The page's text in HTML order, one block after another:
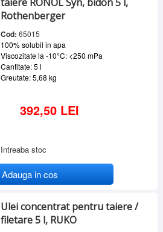
Rothenberger
Cod: 65015
100% solubil in apa
Viscozitate la -10°C: <250 mPa
Cantitate: 5 l
Greutate: 5,68 kg
392,50 LEI
Intreaba stoc
Adauga in cos
Ulei concentrat pentru taiere /
filetare 5 l, RUKO